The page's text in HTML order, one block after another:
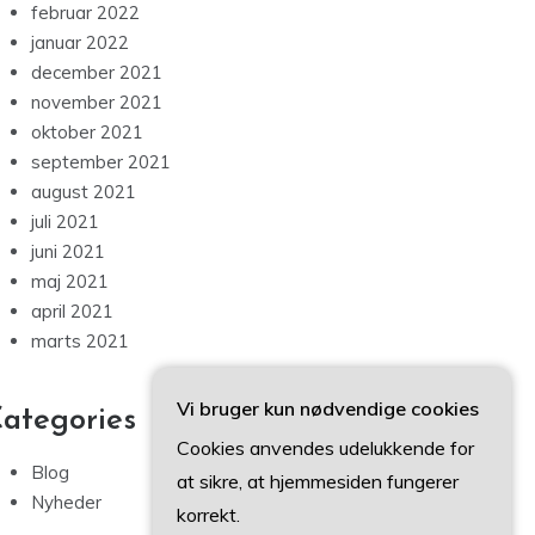
februar 2022
januar 2022
december 2021
november 2021
oktober 2021
september 2021
august 2021
juli 2021
juni 2021
maj 2021
april 2021
marts 2021
Blog
Nyheder
Vi bruger kun nødvendige cookies
Cookies anvendes udelukkende for
at sikre, at hjemmesiden fungerer
korrekt.